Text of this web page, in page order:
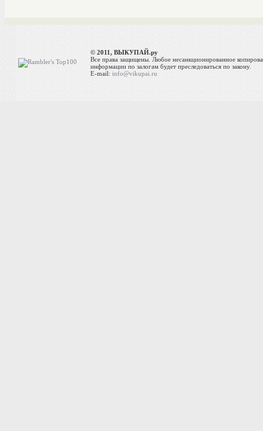
© 2011, ВЫКУПАЙ.ру
Все права защищены. Любое несанкционированное
информации по залогам будет преследоваться по закону.
E-mail:info@vikupai.ru